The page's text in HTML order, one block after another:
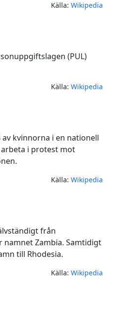
Källa:Wikipedia
(PUL)
Källa:Wikipedia
av kvinnorna i en nationell
i protest mot
Källa:Wikipedia
från
Zambia. Samtidigt
till Rhodesia.
Källa:Wikipedia